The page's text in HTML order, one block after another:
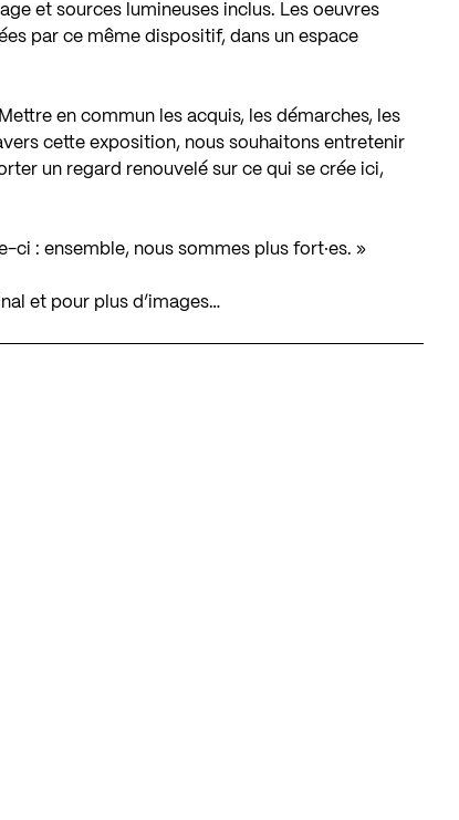
et sources lumineuses inclus. Les oeuvres
par ce même dispositif, dans un espace
en commun les acquis, les démarches, les
cette exposition, nous souhaitons entretenir
un regard renouvelé sur ce qui se crée ici,
ci : ensemble, nous sommes plus fort·es. »
et pour plus d’images…